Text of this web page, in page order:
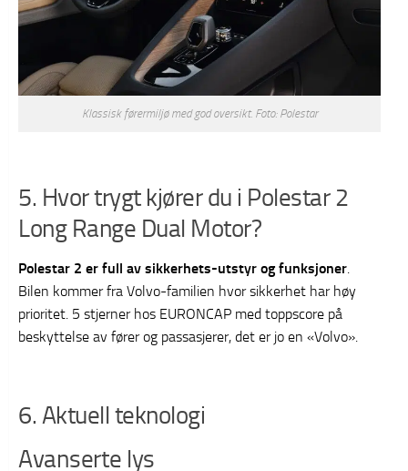
Klassisk førermiljø med god oversikt. Foto: Polestar
5. Hvor trygt kjører du i Polestar 2
Long Range Dual Motor?
Polestar 2 er full av sikkerhets-utstyr og funksjoner.
Bilen kommer fra Volvo-familien hvor sikkerhet har høy
prioritet. 5 stjerner hos EURONCAP med toppscore på
beskyttelse av fører og passasjerer, det er jo en «Volvo».
6. Aktuell teknologi
Avanserte lys